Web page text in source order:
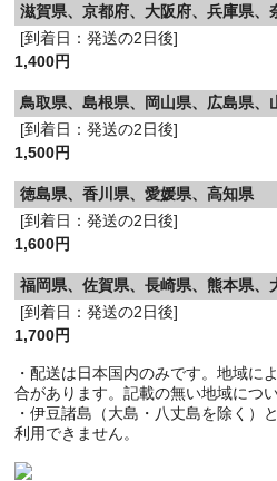
滋賀県、京都府、大阪府、兵庫県、
[到着日：発送の2日後]
1,400円
鳥取県、島根県、岡山県、広島県、
[到着日：発送の2日後]
1,500円
徳島県、香川県、愛媛県、高知県
[到着日：発送の2日後]
1,600円
福岡県、佐賀県、長崎県、熊本県、
[到着日：発送の2日後]
1,700円
・配送は日本国内のみです。地域に
合があります。記載の無い地域につ
・伊豆諸島（大島・八丈島を除く）
利用できません。